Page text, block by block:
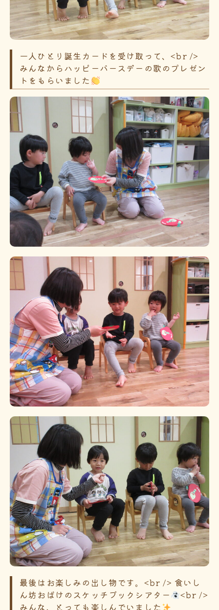
一人ひとり誕生カードを受け取って、<br />
みんなからハッピーバースデーの歌のプレゼン
トをもらいました
最後はお楽しみの出し物です。<br /> 食いし
ん坊おばけのスケッチブックシアター
<br />
みんな、とっても楽しんでいました